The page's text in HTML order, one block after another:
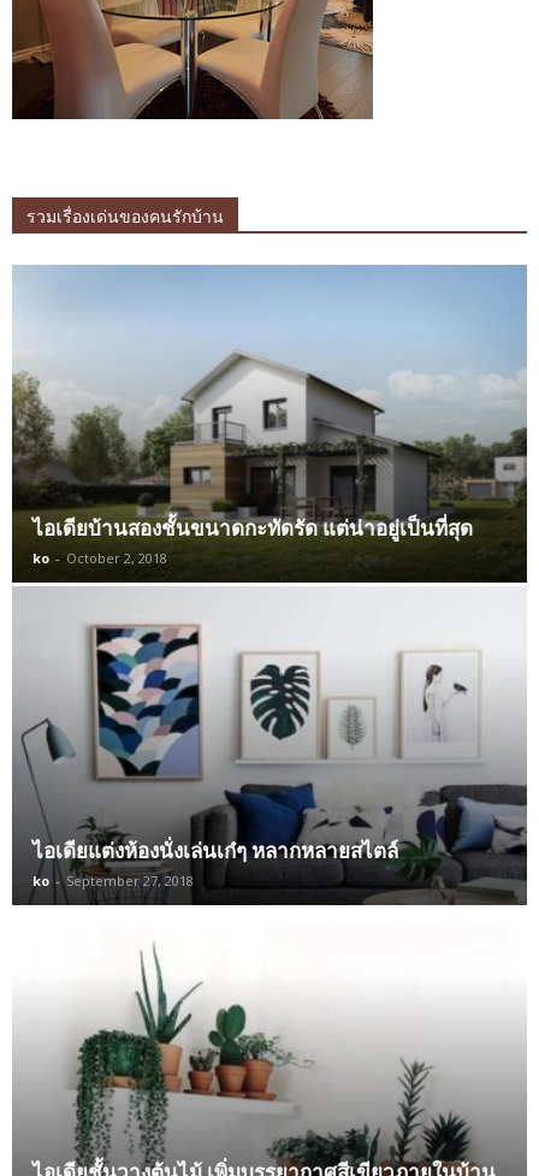
รวมเรื่องเด่นของคนรักบ้าน
ไอเดียบ้านสองชั้นขนาดกะทัดรัด แต่น่าอยู่เป็นที่สุด
ko - October 2, 2018
ไอเดียแต่งห้องนั่งเล่นเก๋ๆ หลากหลายสไตล์
ko - September 27, 2018